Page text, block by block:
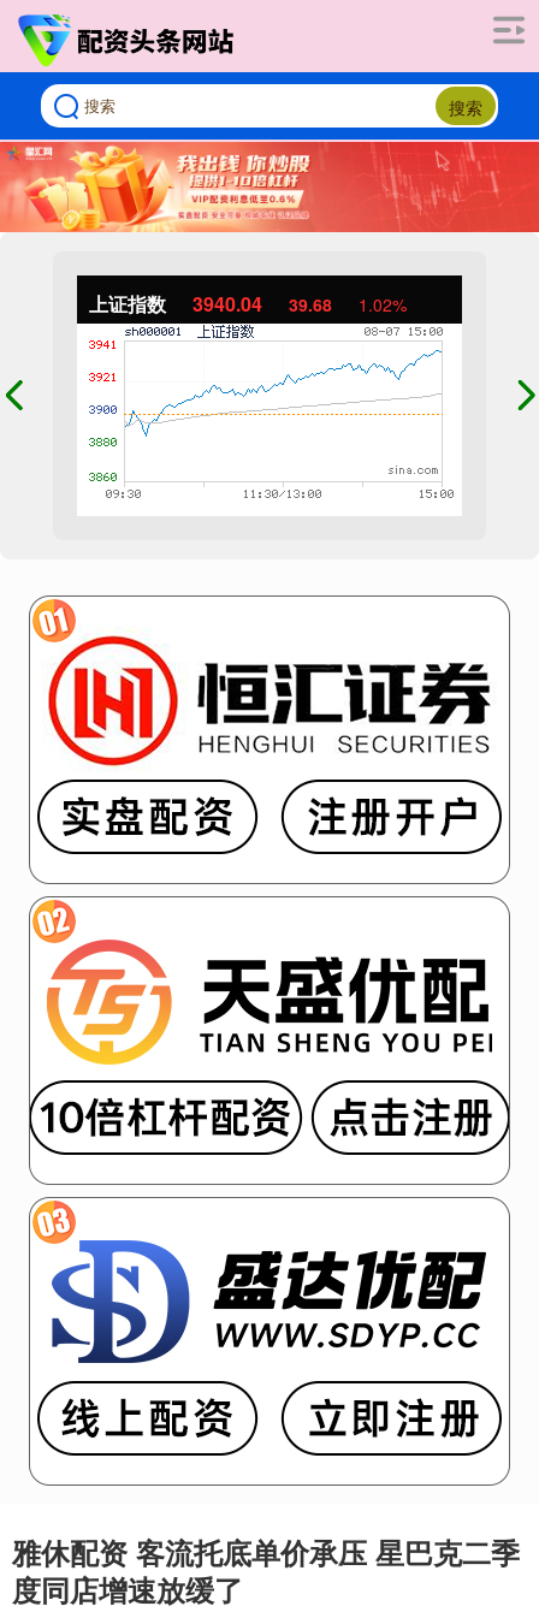
搜索
上证指数 3940.04 39.68 1.02%
雅休配资 客流托底单价承压 星巴克二季
度同店增速放缓了